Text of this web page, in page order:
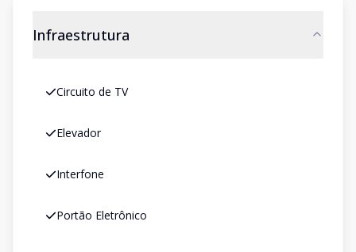
Infraestrutura
Circuito de TV
Elevador
Interfone
Portão Eletrônico